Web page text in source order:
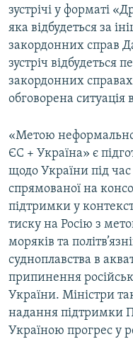
зустрічі у форматі
яка відбудеться за
закордонних справ
зустріч відбудеться
закордонних
обговорена ситуація
«Метою
ЄС + Україна» є
щодо України під
спрямованої на
підтримки у
тиску на Росію з
моряків та
судноплавства в
припинення
України. Міністри
надання підтримки
Україною прогрес у